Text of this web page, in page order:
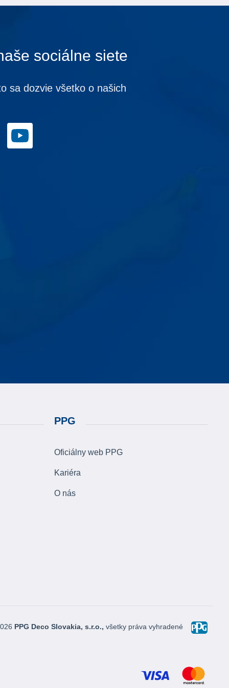
sociálne siete
sa dozvie všetko o našich
PPG
Oficiálny web PPG
Kariéra
O nás
PPG Deco Slovakia, s.r.o., všetky práva vyhradené